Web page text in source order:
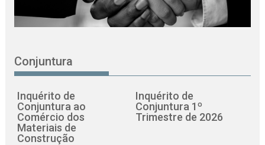
Conjuntura
Inquérito de
Conjuntura ao
Comércio dos
Materiais de
Construção
Inquérito de
Conjuntura 1º
Trimestre de 2026